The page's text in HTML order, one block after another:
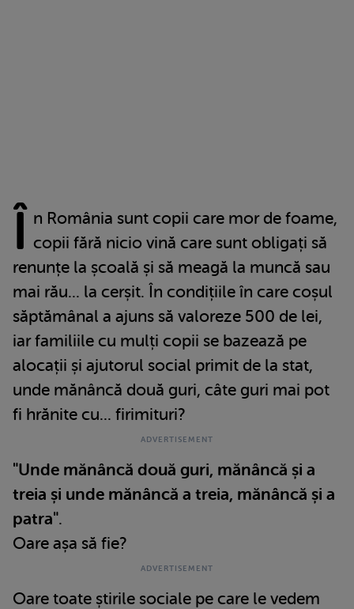
Î n România sunt copii care mor de foame,
copii fără nicio vină care sunt obligați să
renunțe la școală și să meagă la muncă sau
mai rău... la cerșit. În condițiile în care coșul
săptămânal a ajuns să valoreze 500 de lei,
iar familiile cu mulți copii se bazează pe
alocații și ajutorul social primit de la stat,
unde mănâncă două guri, câte guri mai pot
fi hrănite cu... firimituri?
"Unde mănâncă două guri, mănâncă și a
treia și unde mănâncă a treia, mănâncă și a
patra".
Oare așa să fie?
Oare toate știrile sociale pe care le vedem